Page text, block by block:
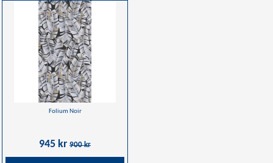
Folium Noir
945 kr 900 kr